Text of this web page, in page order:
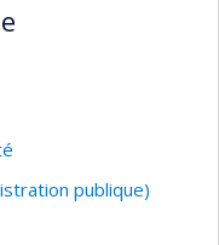
publique)